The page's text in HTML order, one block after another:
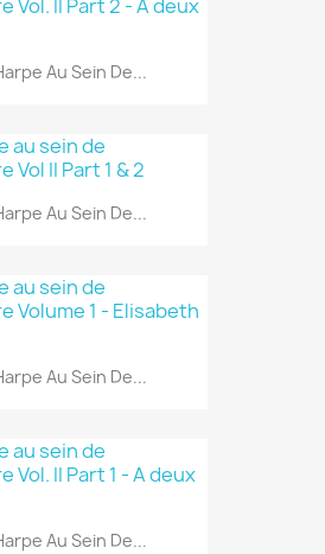
Au Sein De...
Au Sein De...
Au Sein De...
Au Sein De...